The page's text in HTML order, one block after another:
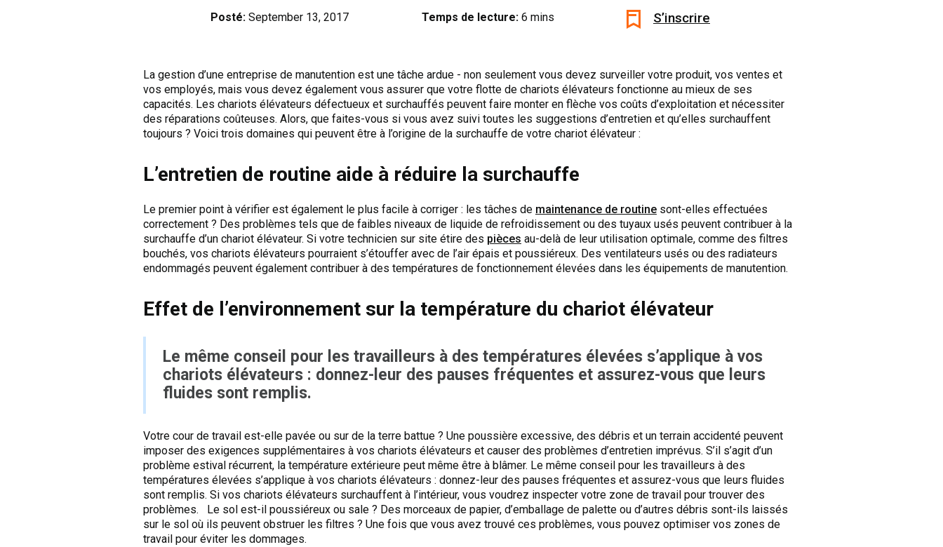
Posté: September 13, 2017 Temps de lecture: 6 mins S’inscrire
La gestion d’une entreprise de manutention est une tâche ardue - non seulement vous devez surveiller votre produit, vos ventes et
vos employés, mais vous devez également vous assurer que votre flotte de chariots élévateurs fonctionne au mieux de ses
capacités. Les chariots élévateurs défectueux et surchauffés peuvent faire monter en flèche vos coûts d’exploitation et nécessiter
des réparations coûteuses. Alors, que faites-vous si vous avez suivi toutes les suggestions d’entretien et qu’elles surchauffent
toujours ? Voici trois domaines qui peuvent être à l’origine de la surchauffe de votre chariot élévateur :
L’entretien de routine aide à réduire la surchauffe
Le premier point à vérifier est également le plus facile à corriger : les tâches de maintenance de routine sont-elles effectuées
correctement ? Des problèmes tels que de faibles niveaux de liquide de refroidissement ou des tuyaux usés peuvent contribuer à la
surchauffe d’un chariot élévateur. Si votre technicien sur site étire des pièces au-delà de leur utilisation optimale, comme des filtres
bouchés, vos chariots élévateurs pourraient s’étouffer avec de l’air épais et poussiéreux. Des ventilateurs usés ou des radiateurs
endommagés peuvent également contribuer à des températures de fonctionnement élevées dans les équipements de manutention.
Effet de l’environnement sur la température du chariot élévateur
Le même conseil pour les travailleurs à des températures élevées s’applique à vos
chariots élévateurs : donnez-leur des pauses fréquentes et assurez-vous que leurs
fluides sont remplis.
Votre cour de travail est-elle pavée ou sur de la terre battue ? Une poussière excessive, des débris et un terrain accidenté peuvent
imposer des exigences supplémentaires à vos chariots élévateurs et causer des problèmes d’entretien imprévus. S’il s’agit d’un
problème estival récurrent, la température extérieure peut même être à blâmer. Le même conseil pour les travailleurs à des
températures élevées s’applique à vos chariots élévateurs : donnez-leur des pauses fréquentes et assurez-vous que leurs fluides
sont remplis. Si vos chariots élévateurs surchauffent à l’intérieur, vous voudrez inspecter votre zone de travail pour trouver des
problèmes. Le sol est-il poussiéreux ou sale ? Des morceaux de papier, d’emballage de palette ou d’autres débris sont-ils laissés
sur le sol où ils peuvent obstruer les filtres ? Une fois que vous avez trouvé ces problèmes, vous pouvez optimiser vos zones de
travail pour éviter les dommages.